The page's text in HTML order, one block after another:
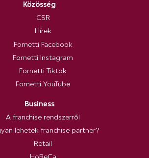
Közösség
CSR
Hírek
Fornetti Facebook
Fornetti Instagram
Fornetti Tiktok
Fornetti YouTube
Business
A franchise rendszerről
lehetek franchise partner?
Retail